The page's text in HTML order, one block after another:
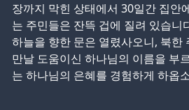
장까지 막힌 상태에서 30일간 집안
는 주민들은 잔뜩 겁에 질려 있습니
하늘을 향한 문은 열렸사오니, 북한
만날 도움이신 하나님의 이름을 부
는 하나님의 은혜를 경험하게 하옵